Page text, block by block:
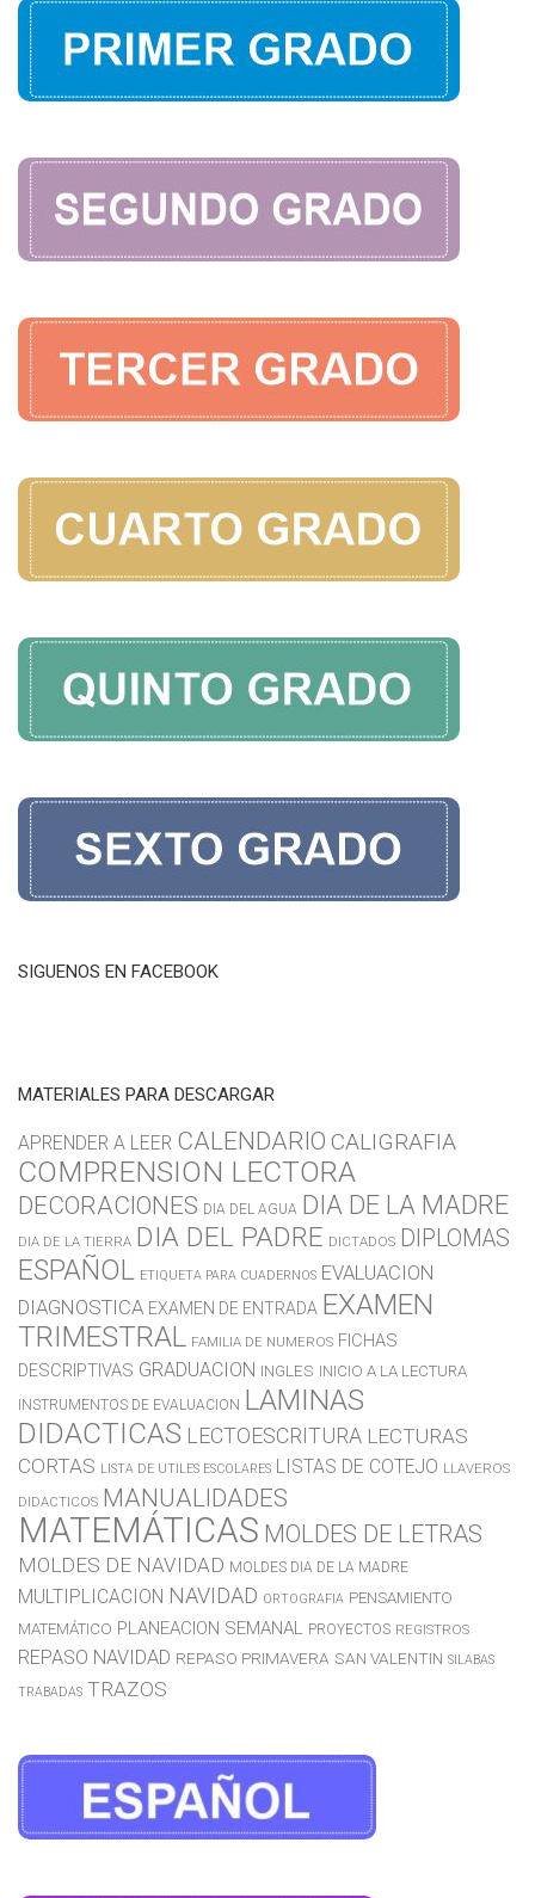
SIGUENOS EN FACEBOOK
MATERIALES PARA DESCARGAR
APRENDER A LEER CALENDARIO CALIGRAFIA
COMPRENSION LECTORA
DECORACIONES DIA DEL AGUA DIA DE LA MADRE
DIA DE LA TIERRA DIA DEL PADRE DICTADOS DIPLOMAS
ESPAÑOL ETIQUETA PARA CUADERNOS EVALUACION
DIAGNOSTICA EXAMEN DE ENTRADA EXAMEN
TRIMESTRAL FAMILIA DE NUMEROS FICHAS
DESCRIPTIVAS GRADUACION INGLES INICIO A LA LECTURA
INSTRUMENTOS DE EVALUACION LAMINAS
DIDACTICAS LECTOESCRITURA LECTURAS
CORTAS LISTA DE UTILES ESCOLARES LISTAS DE COTEJO LLAVEROS
DIDACTICOS MANUALIDADES
MATEMÁTICAS MOLDES DE LETRAS
MOLDES DE NAVIDAD MOLDES DIA DE LA MADRE
MULTIPLICACION NAVIDAD ORTOGRAFIA PENSAMIENTO
MATEMÁTICO PLANEACION SEMANAL PROYECTOS REGISTROS
REPASO NAVIDAD REPASO PRIMAVERA SAN VALENTIN SILABAS
TRABADAS TRAZOS